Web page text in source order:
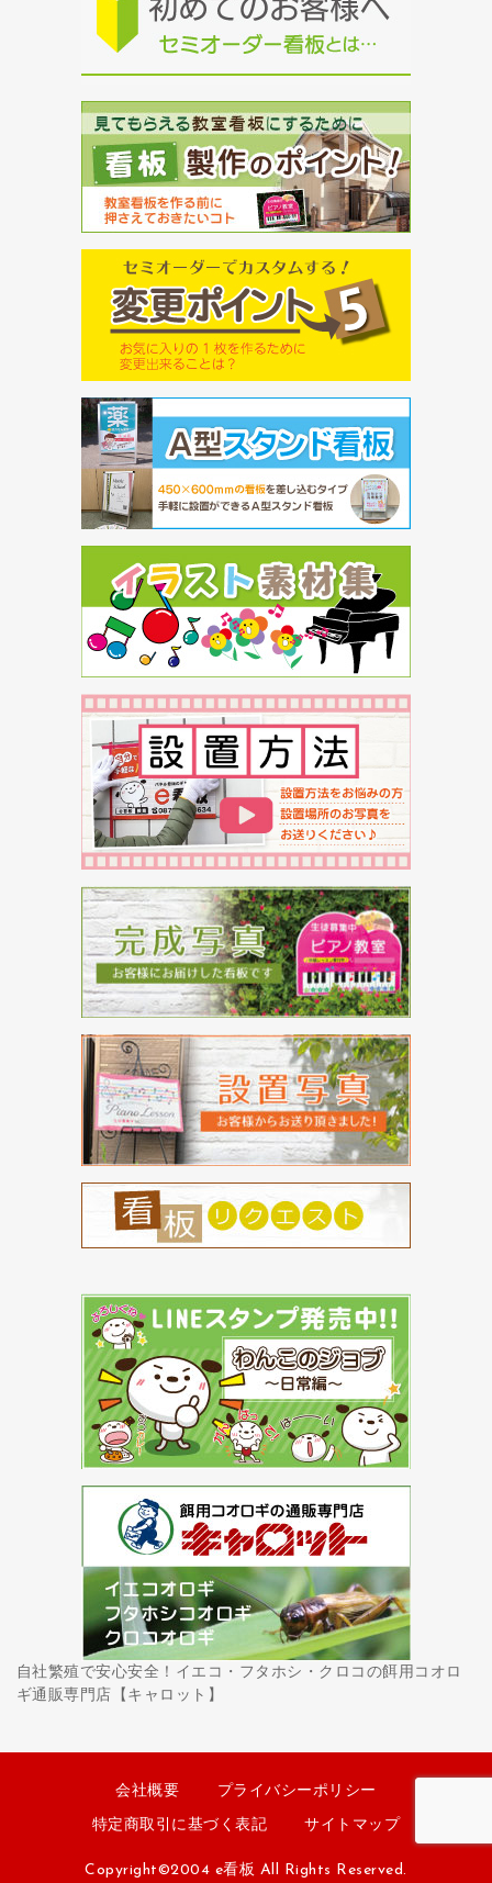
自社繁殖で安心安全！イエコ・フタホシ・クロコの餌用コオロ
ギ通販専門店【キャロット】
会社概要 プライバシーポリシー
特定商取引に基づく表記 サイトマップ
Copyright©2004 e看板 All Rights Reserved.